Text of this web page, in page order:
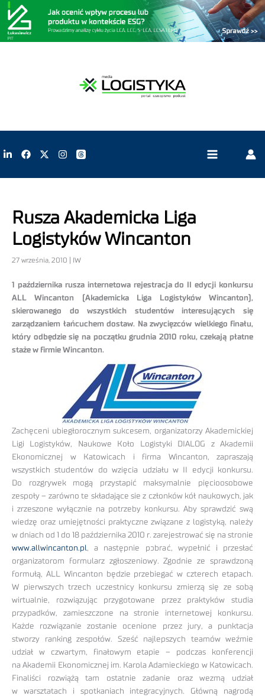
Rusza Akademicka Liga
Logistyków Wincanton
27 września, 2010 | IW
1 października rusza internetowa rejestracja do II edycji konkursu
ALL Wincanton (Akademicka Liga Logistyków Wincanton),
skierowanego do wszystkich studentów interesujących się
zarządzaniem łańcuchem dostaw. Na zwycięzców wielkiego finału,
który odbędzie się na początku grudnia 2010 roku, czekają płatne
staże w firmie Wincanton.
Zachęceni ubiegłorocznym sukcesem, organizatorzy Akademickiej
Ligi Logistyków, Naukowe Koło Logistyki DIALOG z Akademii
Ekonomicznej w Katowicach i firma Wincanton, zapraszają
wszystkich studentów do wzięcia udziału w II edycji konkursu.
Do rozgrywek mogą przystapić maksymalnie pięcioosobowe
zespoły – zarówno te składające sie z członków kół naukowych, jak
i zrzeszone wyłącznie na potrzeby konkursu. Aby sprawdzić swą
wiedzę oraz umiejętności praktyczne związane z logistyką, należy
w dniach od 1 do 18 października 2010 r. zarejestrować się na stronie
www.allwincanton.pl, a następnie pobrać, wypełnić i przesłać
organizatorom formularz zgłoszeniowy. Zgodnie ze sprawdzoną
formułą, ALL Wincanton będzie przebiegać w czterech etapach.
W pierwszych trzech uczestnicy konkursu zmierzą się ze sobą
wirtualnie, rozwiązując przygotowane przez praktyków studia
przypadków, zamieszczone na stronie internetowej konkursu.
Każde rozwiązanie zostanie ocenione przez jury, a punktacja
stworzy ranking zespołów. Sześć najlepszych teamów weźmie
udział w czwartym, finałowym etapie – podczas konferencji
na Akademii Ekonomicznej im. Karola Adamieckiego w Katowicach.
Finaliści rozwiążą tam ostatnie zadanie oraz wezmą udział
w warsztatach i spotkaniach integracyjnych. Główną nagrodą